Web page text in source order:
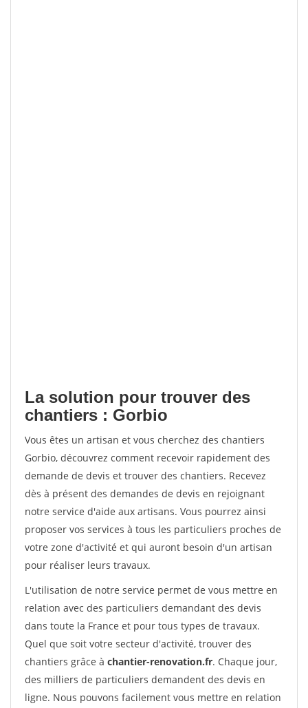
La solution pour trouver des
chantiers : Gorbio
Vous êtes un artisan et vous cherchez des chantiers
Gorbio, découvrez comment recevoir rapidement des
demande de devis et trouver des chantiers. Recevez
dès à présent des demandes de devis en rejoignant
notre service d'aide aux artisans. Vous pourrez ainsi
proposer vos services à tous les particuliers proches de
votre zone d'activité et qui auront besoin d'un artisan
pour réaliser leurs travaux.
L'utilisation de notre service permet de vous mettre en
relation avec des particuliers demandant des devis
dans toute la France et pour tous types de travaux.
Quel que soit votre secteur d'activité, trouver des
chantiers grâce à chantier-renovation.fr. Chaque jour,
des milliers de particuliers demandent des devis en
ligne. Nous pouvons facilement vous mettre en relation